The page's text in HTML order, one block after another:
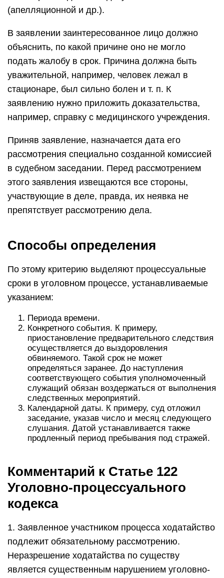
(апелляционной и др.).
В заявлении заинтересованное лицо должно
объяснить, по какой причине оно не могло
подать жалобу в срок. Причина должна быть
уважительной, например, человек лежал в
стационаре, был сильно болен и т. п. К
заявлению нужно приложить доказательства,
например, справку с медицинского учреждения.
Приняв заявление, назначается дата его
рассмотрения специально созданной комиссией
в судебном заседании. Перед рассмотрением
этого заявления извещаются все стороны,
участвующие в деле, правда, их неявка не
препятствует рассмотрению дела.
Способы определения
По этому критерию выделяют процессуальные
сроки в уголовном процессе, устанавливаемые
указанием:
Периода времени.
Конкретного события. К примеру,
приостановление предварительного следствия
осуществляется до выздоровления
обвиняемого. Такой срок не может
определяться заранее. До наступления
соответствующего события уполномоченный
служащий обязан воздержаться от выполнения
следственных мероприятий.
Календарной даты. К примеру, суд отложил
заседание, указав число и месяц следующего
слушания. Датой устанавливается также
продленный период пребывания под стражей.
Комментарий к Статье 122
Уголовно-процессуального
кодекса
1. Заявленное участником процесса ходатайство
подлежит обязательному рассмотрению.
Неразрешение ходатайства по существу
является существенным нарушением уголовно-